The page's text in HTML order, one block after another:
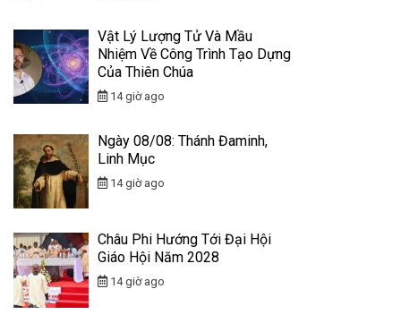
Vật Lý Lượng Tử Và Mầu
Nhiệm Về Công Trình Tạo Dựng
Của Thiên Chúa
14 giờ ago
Ngày 08/08: Thánh Đaminh,
Linh Mục
14 giờ ago
Châu Phi Hướng Tới Đại Hội
Giáo Hội Năm 2028
14 giờ ago